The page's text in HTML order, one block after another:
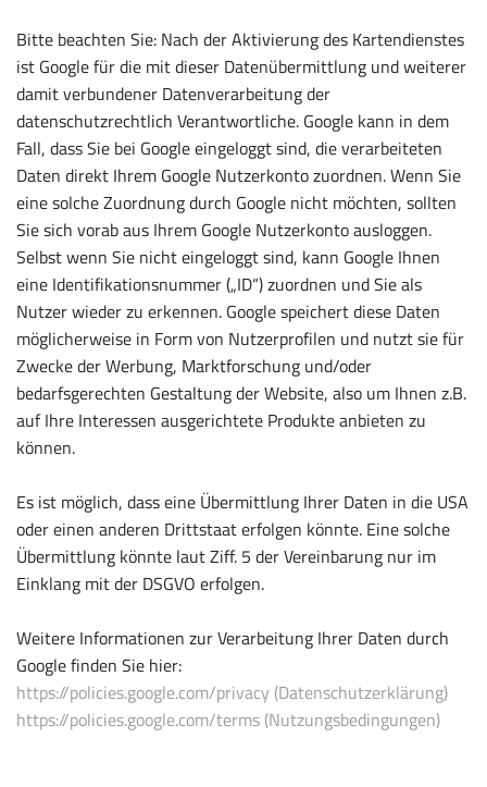
Bitte beachten Sie: Nach der Aktivierung des Kartendienstes
ist Google für die mit dieser Datenübermittlung und weiterer
damit verbundener Datenverarbeitung der
datenschutzrechtlich Verantwortliche. Google kann in dem
Fall, dass Sie bei Google eingeloggt sind, die verarbeiteten
Daten direkt Ihrem Google Nutzerkonto zuordnen. Wenn Sie
eine solche Zuordnung durch Google nicht möchten, sollten
Sie sich vorab aus Ihrem Google Nutzerkonto ausloggen.
Selbst wenn Sie nicht eingeloggt sind, kann Google Ihnen
eine Identifikationsnummer („ID“) zuordnen und Sie als
Nutzer wieder zu erkennen. Google speichert diese Daten
möglicherweise in Form von Nutzerprofilen und nutzt sie für
Zwecke der Werbung, Marktforschung und/oder
bedarfsgerechten Gestaltung der Website, also um Ihnen z.B.
auf Ihre Interessen ausgerichtete Produkte anbieten zu
können.
Es ist möglich, dass eine Übermittlung Ihrer Daten in die USA
oder einen anderen Drittstaat erfolgen könnte. Eine solche
Übermittlung könnte laut Ziff. 5 der Vereinbarung nur im
Einklang mit der DSGVO erfolgen.
Weitere Informationen zur Verarbeitung Ihrer Daten durch
Google finden Sie hier:
https://policies.google.com/privacy (Datenschutzerklärung)
https://policies.google.com/terms (Nutzungsbedingungen)